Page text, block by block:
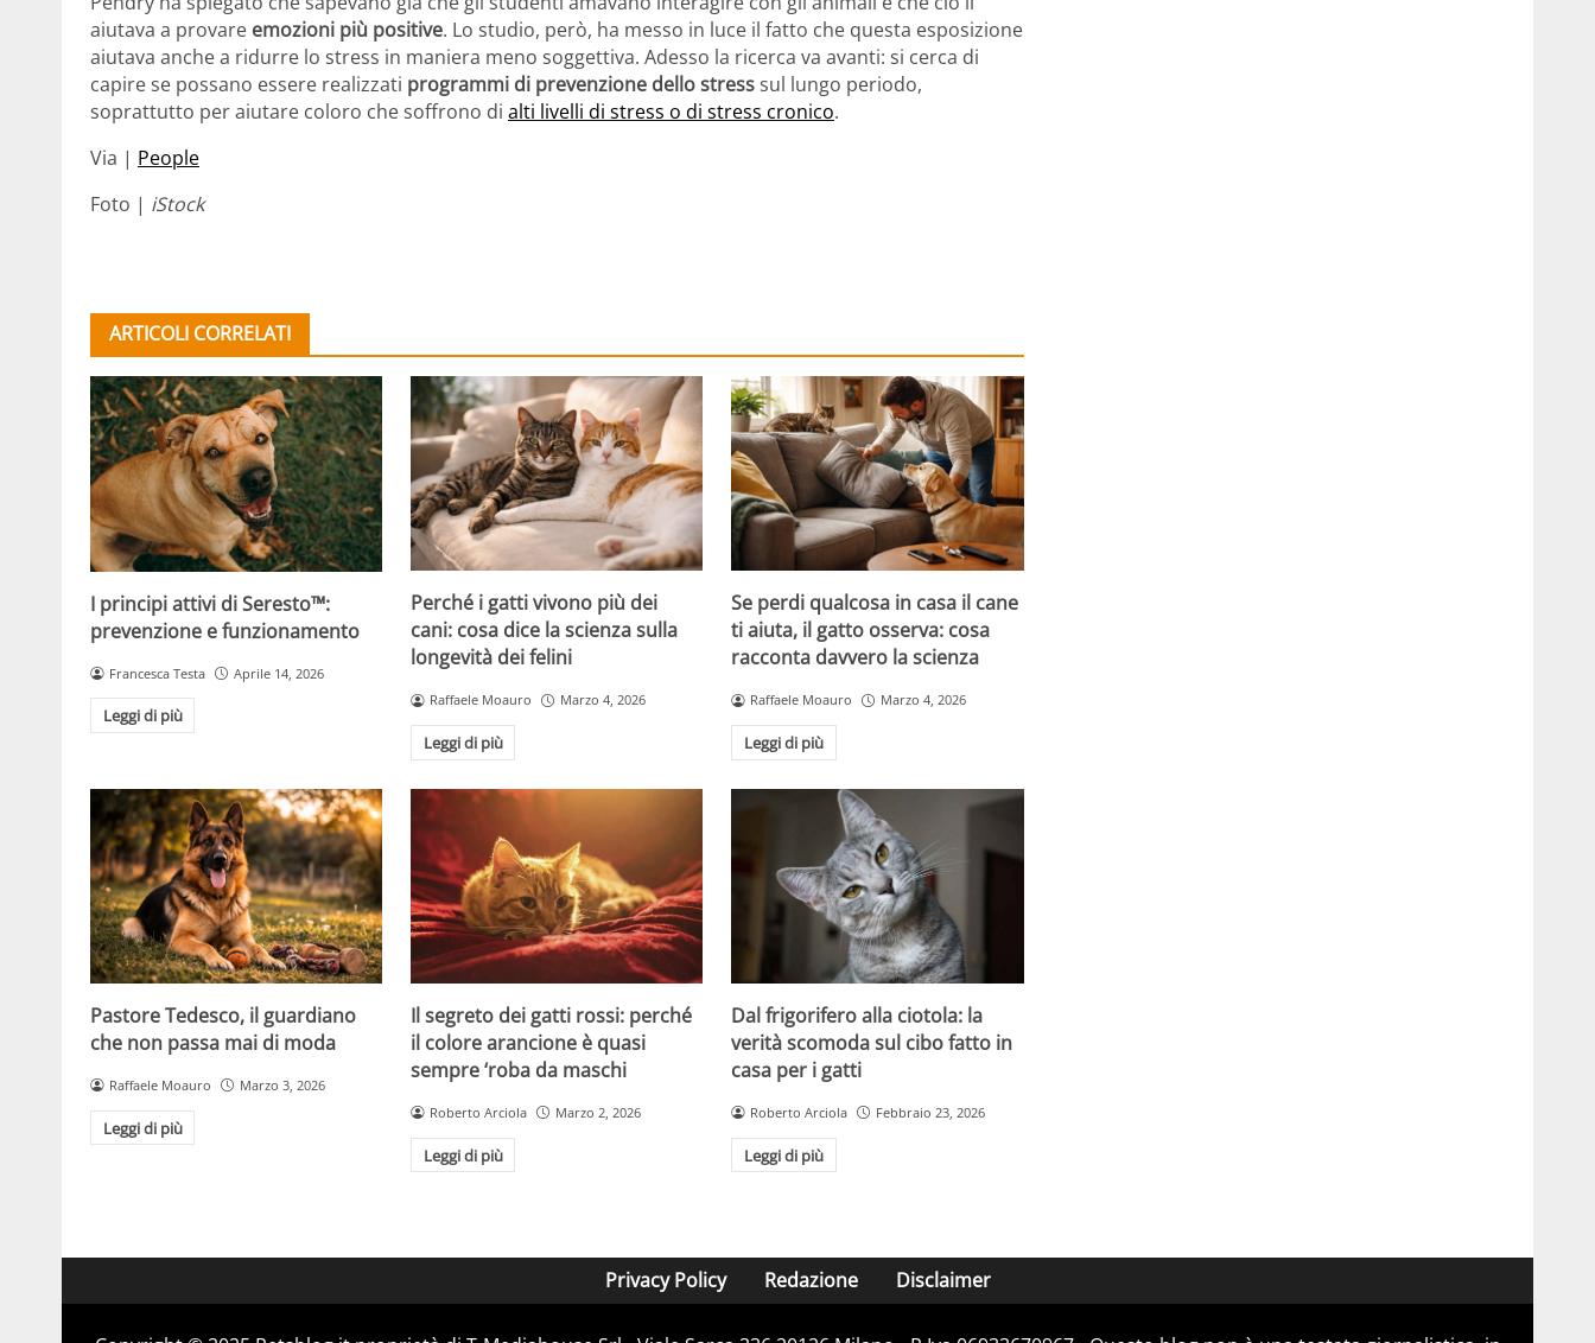
aiutava a provare emozioni più positive. Lo studio, però, ha messo in luce il fatto che questa esposizione
aiutava anche a ridurre lo stress in maniera meno soggettiva. Adesso la ricerca va avanti: si cerca di
capire se possano essere realizzati programmi di prevenzione dello stresssul lungo periodo,
soprattutto per aiutare coloro che soffrono di alti livelli di stress o di stress cronico.
Via | People
Foto | iStock
ARTICOLI CORRELATI
I principi attivi di Seresto™:
prevenzione e funzionamento
Francesca Testa Aprile 14, 2026
Leggi di più
Perché i gatti vivono più dei
cani: cosa dice la scienza sulla
longevità dei felini
Raffaele Moauro Marzo 4, 2026
Leggi di più
Se perdi qualcosa in casa il cane
ti aiuta, il gatto osserva: cosa
racconta davvero la scienza
Raffaele Moauro Marzo 4, 2026
Leggi di più
Pastore Tedesco, il guardiano
che non passa mai di moda
Raffaele Moauro Marzo 3, 2026
Leggi di più
Il segreto dei gatti rossi: perché
il colore arancione è quasi
sempre ‘roba da maschi
Roberto Arciola Marzo 2, 2026
Leggi di più
Dal frigorifero alla ciotola: la
verità scomoda sul cibo fatto in
casa per i gatti
Roberto Arciola Febbraio 23, 2026
Leggi di più
Privacy Policy Redazione Disclaimer